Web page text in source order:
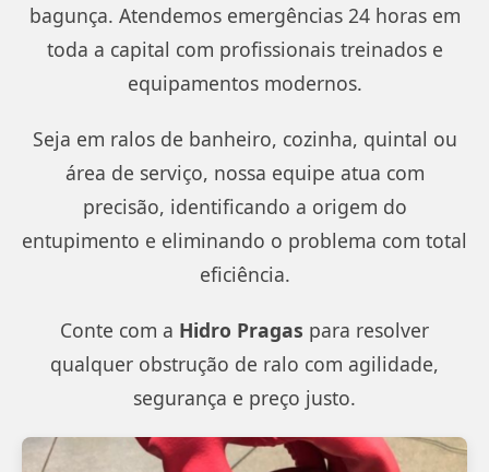
bagunça. Atendemos emergências 24 horas em
toda a capital com profissionais treinados e
equipamentos modernos.
Seja em ralos de banheiro, cozinha, quintal ou
área de serviço, nossa equipe atua com
precisão, identificando a origem do
entupimento e eliminando o problema com total
eficiência.
Conte com a Hidro Pragas para resolver
qualquer obstrução de ralo com agilidade,
segurança e preço justo.